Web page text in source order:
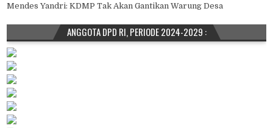
Mendes Yandri: KDMP Tak Akan Gantikan Warung Desa
ANGGOTA DPD RI, PERIODE 2024-2029 :